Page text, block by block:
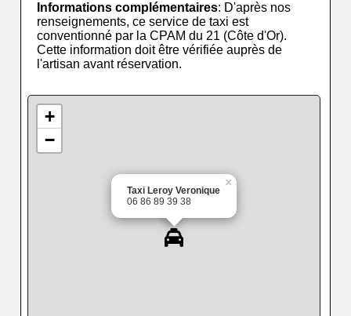
Informations complémentaires: D'après nos
renseignements, ce service de taxi est
conventionné par la CPAM du 21 (Côte d'Or).
Cette information doit être vérifiée auprès de
l'artisan avant réservation.
Taxi Leroy Veronique
06 86 89 39 38
×
+
−